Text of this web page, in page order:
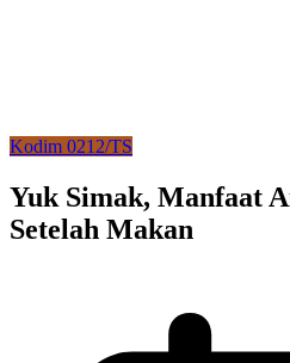
Kodim 0212/TS
Yuk Simak, Manfaat
Setelah Makan